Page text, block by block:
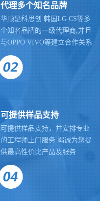
代理多个知名品牌
华顺是科思创 韩国LG CS等多
个知名品牌的一级代理商,并且
与OPPO VIVO等建立合作关系
可提供样品支持
可提供样品支持，并安排专业
的工程师上门服务 竭诚为您提
供最高性价比产品及服务